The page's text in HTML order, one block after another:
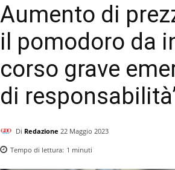
Aumento di
il pomodoro da
corso grave
di
Di Redazione 22 Maggio 2023
Tempo di lettura: 1 minuti